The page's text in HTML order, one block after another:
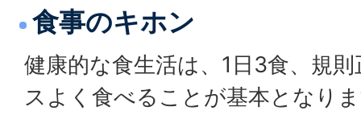
食事のキホン
健康的な食生活は、1日3食、規
スよく食べることが基本となり